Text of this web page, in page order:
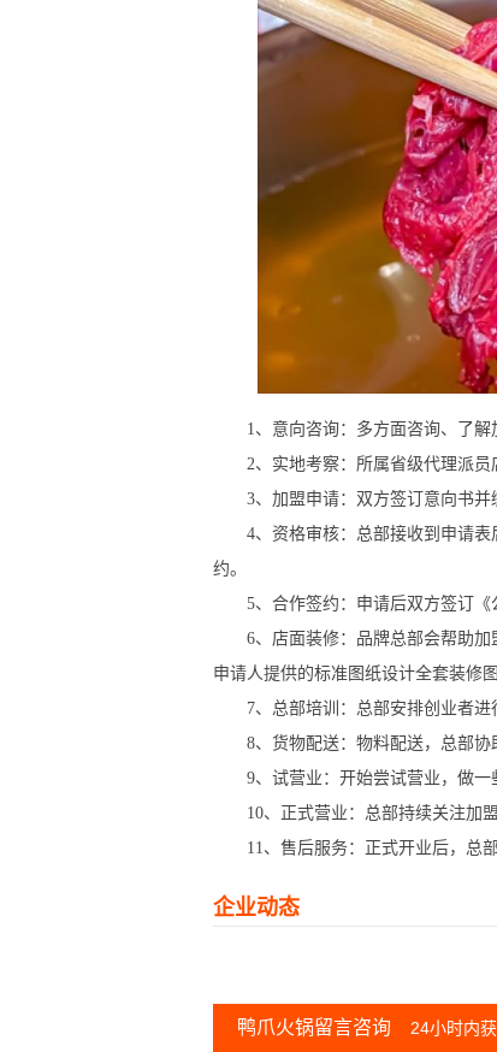
1、意向咨询：多方面咨询、了解
2、实地考察：所属省级代理派员
3、加盟申请：双方签订意向书并
4、资格审核：总部接收到申请表
约。
5、合作签约：申请后双方签订《
6、店面装修：品牌总部会帮助加
申请人提供的标准图纸设计全套装修
7、总部培训：总部安排创业者进
8、货物配送：物料配送，总部协
9、试营业：开始尝试营业，做一
10、正式营业：总部持续关注加盟
11、售后服务：正式开业后，总部
企业动态
鸭爪火锅留言咨询 24小时内